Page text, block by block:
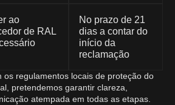
ao
de RAL
No prazo de 21
dias a contar do
início da
reclamação
os regulamentos locais de proteção do
pretendemos garantir clareza,
atempada em todas as etapas.